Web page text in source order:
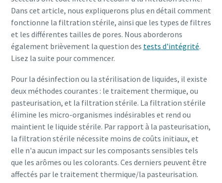
10 étapes pour une production éco-
responsable et plus efficace
Réduction des émissions de carbone pour une production
Dans cet article, nous expliquerons plus en détail comment
fonctionne la filtration stérile, ainsi que les types de filtres
et les différentes tailles de pores. Nous aborderons
également brièvement la question des tests d'intégrité.
Lisez la suite pour commencer.
Pour la désinfection ou la stérilisation de liquides, il existe
deux méthodes courantes : le traitement thermique, ou
pasteurisation, et la filtration stérile. La filtration stérile
élimine les micro-organismes indésirables et rend ou
maintient le liquide stérile. Par rapport à la pasteurisation,
la filtration stérile nécessite moins de coûts initiaux, et
elle n'a aucun impact sur les composants sensibles tels
que les arômes ou les colorants. Ces derniers peuvent être
affectés par le traitement thermique/la pasteurisation.
E-mail
Informations supplémentaires
Société
Pays
En soumettant cette demande,
vous permettez à Atlas Copco de
vous contacter grâce aux
informations recueillies. Vous
trouverez plus d'informations